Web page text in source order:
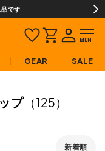
です
GEAR SALE
プ（125）
新着順